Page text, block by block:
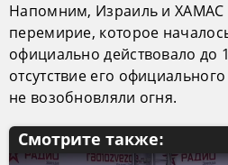
Напомним, Израиль и ХАМАС
перемирие, которое
официально действовало до
отсутствие его
не возобновляли огня.
Смотрите также: